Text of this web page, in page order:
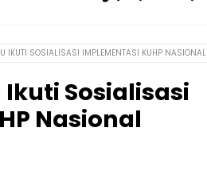
IKUTI SOSIALISASI IMPLEMENTASI KUHP NASIONAL
Sosialisasi
Nasional